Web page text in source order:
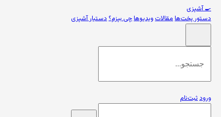
🍳آشپزی
دستور پخت‌هامقالاتویدیوهاچی بپزم؟دستیار آشپزی
ورودثبت‌نام